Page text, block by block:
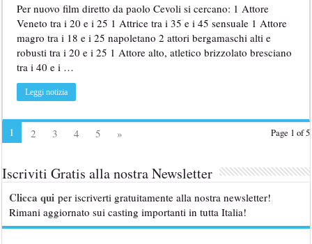
Per nuovo film diretto da paolo Cevoli si cercano: 1 Attore
Veneto tra i 20 e i 25 1 Attrice tra i 35 e i 45 sensuale 1 Attore
magro tra i 18 e i 25 napoletano 2 attori bergamaschi alti e
robusti tra i 20 e i 25 1 Attore alto, atletico brizzolato bresciano
tra i 40 e i …
Leggi notizia
Page 1 of 5
1 2 3 4 5 »
Iscriviti Gratis alla nostra Newsletter
Clicca qui per iscriverti gratuitamente alla nostra newsletter!
Rimani aggiornato sui casting importanti in tutta Italia!